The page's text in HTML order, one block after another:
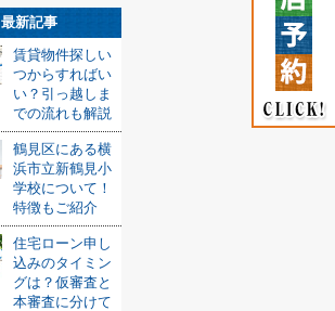
最新記事
賃貸物件探しい
つからすればい
い？引っ越しま
での流れも解説
鶴見区にある横
浜市立新鶴見小
学校について！
特徴もご紹介
住宅ローン申し
込みのタイミン
グは？仮審査と
本審査に分けて